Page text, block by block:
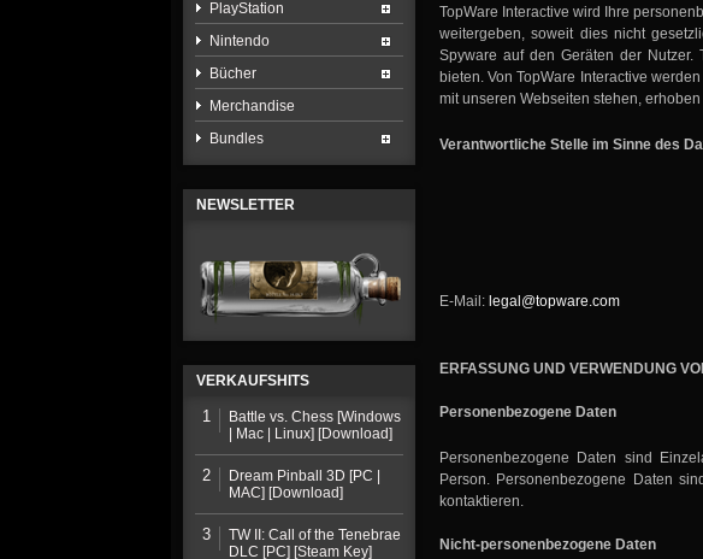
PlayStation
Nintendo
Bücher
Merchandise
Bundles
NEWSLETTER
VERKAUFSHITS
1
Battle vs. Chess [Windows
| Mac | Linux] [Download]
2
Dream Pinball 3D [PC |
MAC] [Download]
3
TW II: Call of the Tenebrae
DLC [PC] [Steam Key]
TopWare Interactive wird Ihre
weitergeben, soweit dies nicht
Spyware auf den Geräten der Nutzer.
bieten. Von TopWare Interactive
mit unseren Webseiten stehen,
Verantwortliche Stelle im Sinne des
E-Mail: legal@topware.com
ERFASSUNG UND VERWENDUNG
Personenbezogene Daten
Personenbezogene Daten sind
Person. Personenbezogene Daten
kontaktieren.
Nicht-personenbezogene Daten